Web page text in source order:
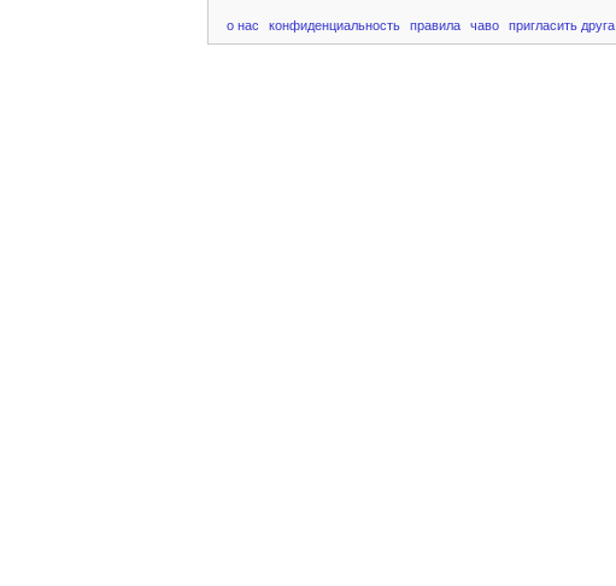
о нас
конфиденциальность правила чаво пригласить друга